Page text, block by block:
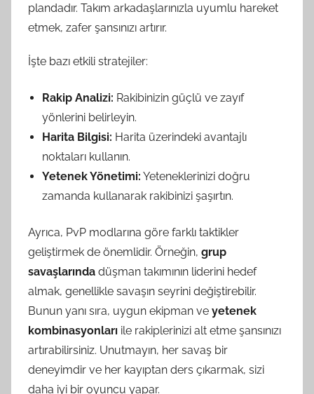
plandadır. Takım arkadaşlarınızla uyumlu hareket
etmek, zafer şansınızı artırır.
İşte bazı etkili stratejiler:
Rakip Analizi: Rakibinizin güçlü ve zayıf
yönlerini belirleyin.
Harita Bilgisi: Harita üzerindeki avantajlı
noktaları kullanın.
Yetenek Yönetimi: Yeteneklerinizi doğru
zamanda kullanarak rakibinizi şaşırtın.
Ayrıca, PvP modlarına göre farklı taktikler
geliştirmek de önemlidir. Örneğin, grup
savaşlarında düşman takımının liderini hedef
almak, genellikle savaşın seyrini değiştirebilir.
Bunun yanı sıra, uygun ekipman ve yetenek
kombinasyonları ile rakiplerinizi alt etme şansınızı
artırabilirsiniz. Unutmayın, her savaş bir
deneyimdir ve her kayıptan ders çıkarmak, sizi
daha iyi bir oyuncu yapar.